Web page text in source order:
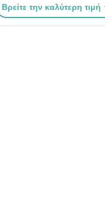
Βρείτε την καλύτερη τιμή